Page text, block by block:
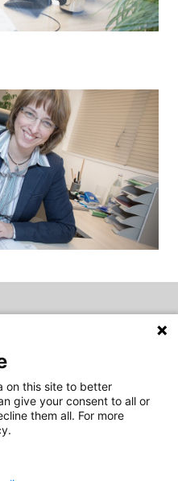
on this site to better
give your consent to all or
them all. For more